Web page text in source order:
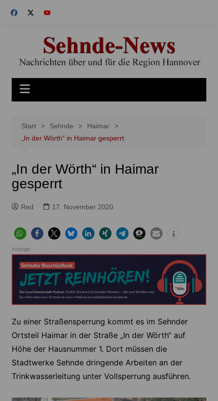
Inhalt
Start Sehnde
Haimar
„In der Wörth“ in Haimar gesperrt
„In der Wörth“ in Haimar
gesperrt
Red 17. November 2020
Anzeige
Zu einer Straßensperrung kommt es im Sehnder
Ortsteil Haimar in der Straße „In der Wörth“ auf
Höhe der Hausnummer 1. Dort müssen die
Stadtwerke Sehnde dringende Arbeiten an der
Trinkwasserleitung unter Vollsperrung ausführen.